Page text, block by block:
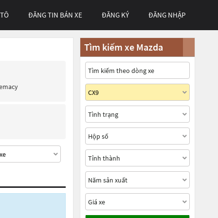
ĐĂNG TIN BÁN XE ĐĂNG KÝ ĐĂNG NHẬP
Tìm kiếm xe Mazda